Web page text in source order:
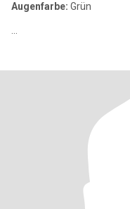
Augenfarbe: Grün